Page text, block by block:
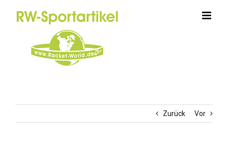
Zurück Vor